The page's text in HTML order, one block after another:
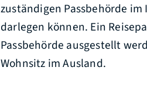
zuständigen Passbehörde
darlegen können. Ein
Passbehörde ausgestellt
Wohnsitz im Ausland.